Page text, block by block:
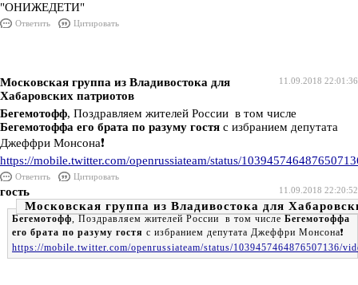
"ОНИЖЕДЕТИ"
Ответить Цитировать
11.09.2018 22:01:36
Московская группа из Владивостока для
Хабаровских патриотов
Бегемотофф, Поздравляем жителей России в том числе
Бегемотоффа его брата по разуму гостя с избранием депутата
Джеффри Монсона❗️
https://mobile.twitter.com/openrussiateam/status/
Ответить
Цитировать
11.09.2018 22:20:52
гость
Московская группа из Владивостока для
Бегемотофф, Поздравляем жителей России в том числе Бегемотоффа
его брата по разуму гостя с избранием депутата Джеффри Монсона❗️
https://mobile.twitter.com/openrussiateam/status/1039457464876507136/